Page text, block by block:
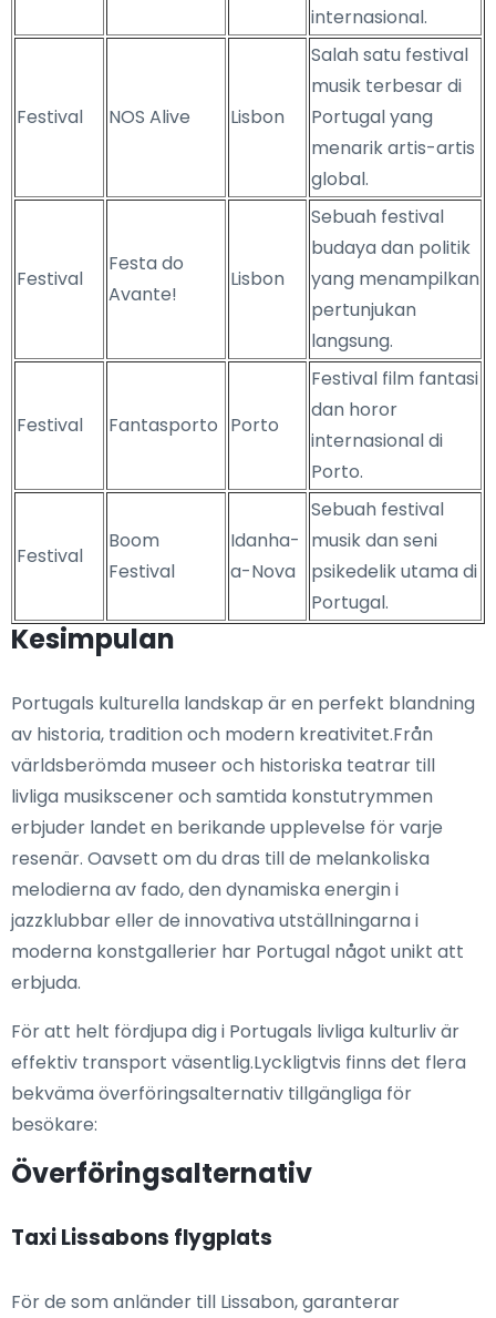
internasional.
Festival NOS Alive Lisbon
Salah satu festival
musik terbesar di
Portugal yang
menarik artis-artis
global.
Festival
Festa do
Avante!
Lisbon
Sebuah festival
budaya dan politik
yang menampilkan
pertunjukan
langsung.
Festival Fantasporto Porto
Festival film fantasi
dan horor
internasional di
Porto.
Festival
Boom
Festival
Idanha-
a-Nova
Sebuah festival
musik dan seni
psikedelik utama di
Portugal.
Kesimpulan
Portugals kulturella landskap är en perfekt blandning
av historia, tradition och modern kreativitet.Från
världsberömda museer och historiska teatrar till
livliga musikscener och samtida konstutrymmen
erbjuder landet en berikande upplevelse för varje
resenär. Oavsett om du dras till de melankoliska
melodierna av fado, den dynamiska energin i
jazzklubbar eller de innovativa utställningarna i
moderna konstgallerier har Portugal något unikt att
erbjuda.
För att helt fördjupa dig i Portugals livliga kulturliv är
effektiv transport väsentlig.Lyckligtvis finns det flera
bekväma överföringsalternativ tillgängliga för
besökare:
Överföringsalternativ
Taxi Lissabons flygplats
För de som anländer till Lissabon, garanterar